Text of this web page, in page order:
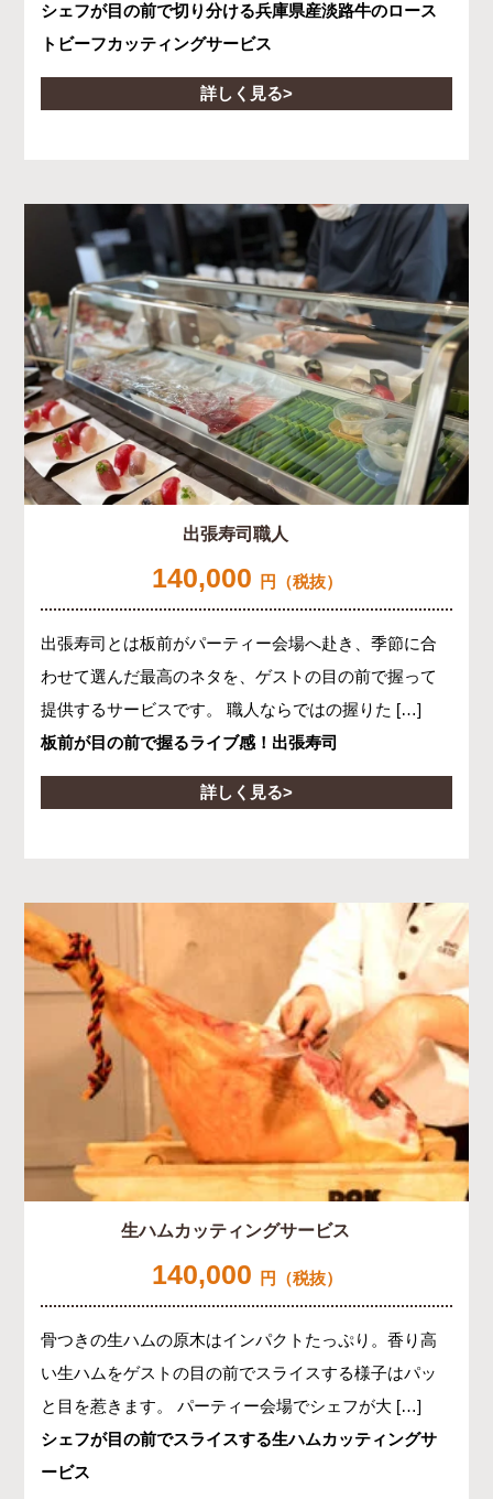
シェフが目の前で切り分ける兵庫県産淡路牛のロース
トビーフカッティングサービス
詳しく見る
出張寿司職人
140,000 円（税抜）
出張寿司とは板前がパーティー会場へ赴き、季節に合
わせて選んだ最高のネタを、ゲストの目の前で握って
提供するサービスです。 職人ならではの握りた […]
板前が目の前で握るライブ感！出張寿司
詳しく見る
生ハムカッティングサービス
140,000 円（税抜）
骨つきの生ハムの原木はインパクトたっぷり。香り高
い生ハムをゲストの目の前でスライスする様子はパッ
と目を惹きます。 パーティー会場でシェフが大 […]
シェフが目の前でスライスする生ハムカッティングサ
ービス